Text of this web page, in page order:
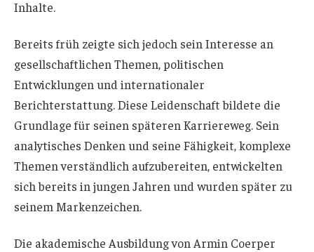
Inhalte.
Bereits früh zeigte sich jedoch sein Interesse an
gesellschaftlichen Themen, politischen
Entwicklungen und internationaler
Berichterstattung. Diese Leidenschaft bildete die
Grundlage für seinen späteren Karriereweg. Sein
analytisches Denken und seine Fähigkeit, komplexe
Themen verständlich aufzubereiten, entwickelten
sich bereits in jungen Jahren und wurden später zu
seinem Markenzeichen.
Die akademische Ausbildung von Armin Coerper